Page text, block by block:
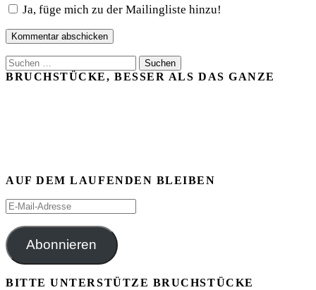
Ja, füge mich zu der Mailingliste hinzu!
Suchen
nach:
BRUCHSTÜCKE, BESSER ALS DAS GANZE
AUF DEM LAUFENDEN BLEIBEN
E-
Adresse
Abonnieren
BITTE UNTERSTÜTZE BRUCHSTÜCKE